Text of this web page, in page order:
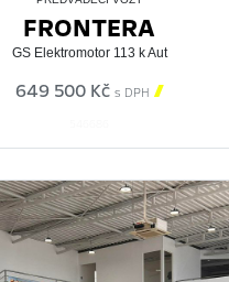
FRONTERA
GS Elektromotor 113 k Aut
649 500 Kč s DPH 